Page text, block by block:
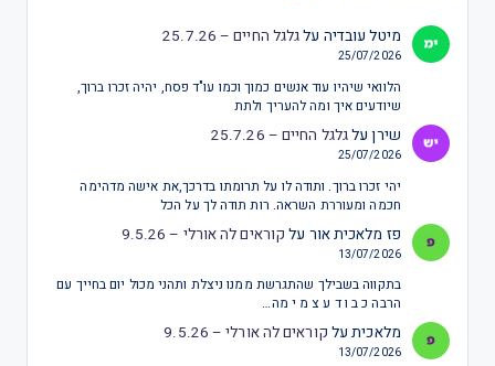
מיטל עובדיה עלגלגל החיים – 25.7.26
25/07/2026
הלוואי שיהיו עוד אנשים כמוך וכמו עו"ד פסח, יהיה זכרו ברוך,
שיודעים איך ומה להעריך ולתת
שירןעלגלגל החיים – 25.7.26
25/07/2026
יהי זכרו ברוך. ותודה לו על תרומתו בדרכך,את אישה מדהימה
חכמה ומעוררת השראה. רות תודה לך על הכל
פז מלאכית אור על קוראים לה אורלי – 9.5.26
13/07/2026
בתקווה בשבילך שהתגרשת ממנו ניצלת ותהני מכול יום בחייך עם
הרבה כ ב ו ד ע צ מ י מה…
מלאכיתעל קוראים לה אורלי – 9.5.26
13/07/2026